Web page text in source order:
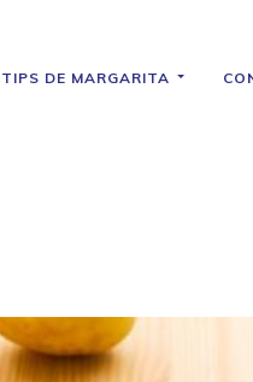
TIPS DE MARGARITA